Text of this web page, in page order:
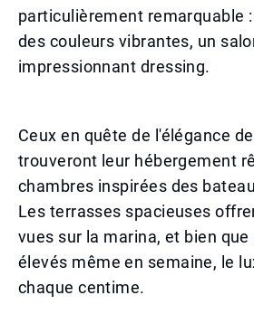
particulièrement remarquable
des couleurs vibrantes, un
impressionnant dressing.
Ceux en quête de l'élégance
trouveront leur hébergement
chambres inspirées des
Les terrasses spacieuses
vues sur la marina, et bien
élevés même en semaine, le
chaque centime.